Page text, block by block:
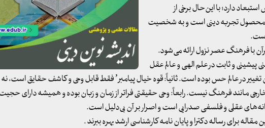
دارد؛ با این‌حال برخی از
محصول تجربه دینی است و به شخصیت
با فرهنگ عصر نزول ارائه می‌شود.
پیشینی و ثابت در علم الهی و عالم عقل
تغییر در عالم حس بوده است. ثانیاً: قوه خیال پیامبر’ فقط قابل وحی و کاشف حقایق است، نه
خارجی مانند فرهنگ نیست. رابعاً: وحی حقیقتی فراتر از زمان و زبان بوده و همیشه دارای
عقلی و فلسفی صدرایی است و اصرار بر آن بی‌دلیل است.
برای رساله دکترا و پایان نامه کارشناسی ارشد بهره ببرند .